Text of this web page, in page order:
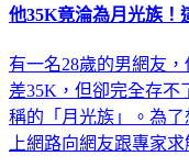
他35K竟淪為月光族！
有一名28歲的男網友
差35K，但卻完全存不
稱的「月光族」。為
上網路向網友跟專家求